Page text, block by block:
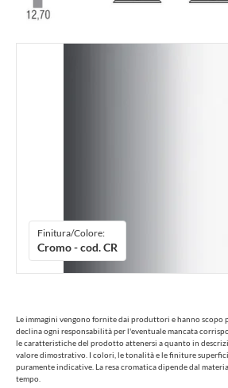
Finitura/Colore:
Cromo - cod. CR
Le immagini vengono fornite dai produttori e hanno scopo
declina ogni responsabilità per l'eventuale mancata
le caratteristiche del prodotto attenersi a quanto in
valore dimostrativo. I colori, le tonalità e le finiture
puramente indicative. La resa cromatica dipende dal
tempo.